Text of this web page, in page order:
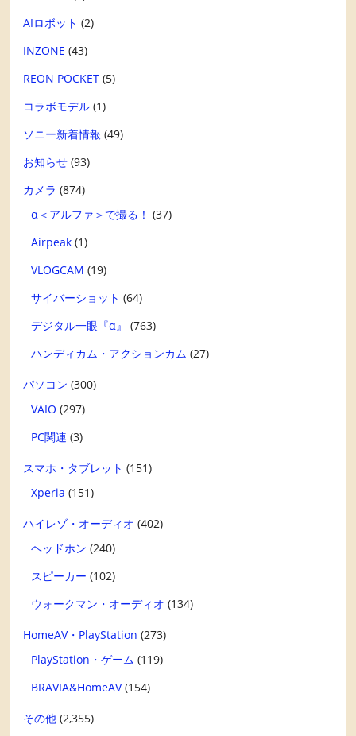
AIロボット (2)
INZONE (43)
REON POCKET (5)
コラボモデル (1)
ソニー新着情報 (49)
お知らせ (93)
カメラ (874)
α＜アルファ＞で撮る！ (37)
Airpeak (1)
VLOGCAM (19)
サイバーショット (64)
デジタル一眼『α』
(763)
ハンディカム・アクションカム (27)
パソコン (300)
VAIO (297)
PC関連 (3)
スマホ・タブレット (151)
Xperia (151)
ハイレゾ・オーディオ (402)
ヘッドホン (240)
スピーカー (102)
ウォークマン・オーディオ (134)
HomeAV・PlayStation (273)
PlayStation・ゲーム (119)
BRAVIA&HomeAV(154)
その他 (2,355)